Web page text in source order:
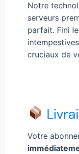
Notre
serveurs
parfait. Fini
cruciaux de
Votre